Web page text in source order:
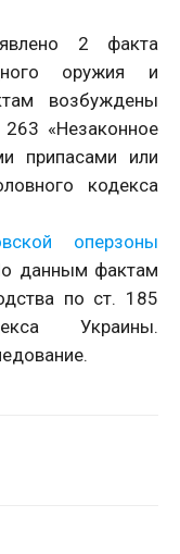
2 факта
оружия и
возбуждены
«Незаконное
припасами или
кодекса
оперзоны
данным фактам
по ст. 185
Украины.